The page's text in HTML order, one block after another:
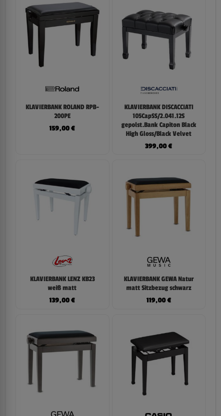
KLAVIERBANK ROLAND RPB-
200PE
159,00€
KLAVIERBANK DISCACCIATI
105CapSS/2.041.12S
gepolst.Bank Capiton Black
High Gloss/Black Velvet
399,00€
KLAVIERBANK LENZ KB23
weiß matt
139,00€
KLAVIERBANK GEWA Natur
matt Sitzbezug schwarz
119,00€